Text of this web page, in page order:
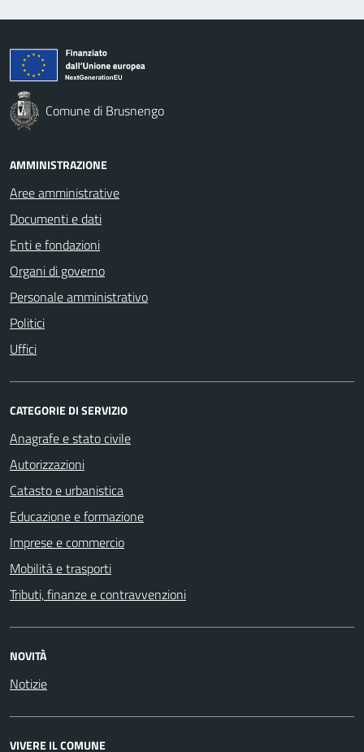
Comune di Brusnengo
AMMINISTRAZIONE
Aree amministrative
Documenti e dati
Enti e fondazioni
Organi di governo
Personale amministrativo
Politici
Uffici
CATEGORIE DI SERVIZIO
Anagrafe e stato civile
Autorizzazioni
Catasto e urbanistica
Educazione e formazione
Imprese e commercio
Mobilità e trasporti
Tributi, finanze e contravvenzioni
NOVITÀ
Notizie
VIVERE IL COMUNE